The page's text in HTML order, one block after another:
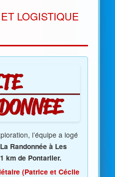
LOGISTIQUE
l’équipe a logé
Randonnéeà Les
km de Pontarlier.
(Patrice et Cécile